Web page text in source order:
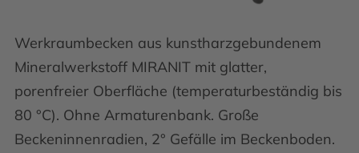
Werkraumbecken aus kunstharzgebundenem
Mineralwerkstoff MIRANIT mit glatter,
porenfreier Oberfläche (temperaturbeständig bis
80 °C). Ohne Armaturenbank. Große
Beckeninnenradien, 2° Gefälle im Beckenboden.